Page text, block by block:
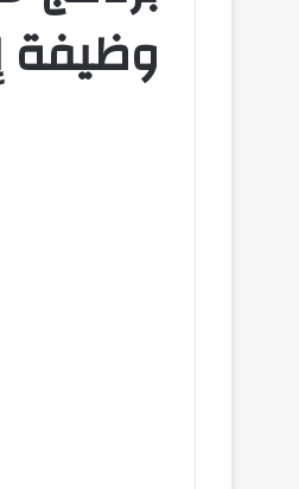
وظيفة